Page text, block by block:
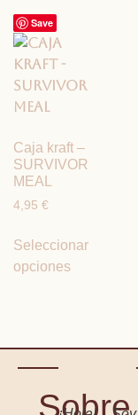
Save
Caja kraft –
SURVIVOR
MEAL
4,95 €
Seleccionar
opciones
Sobre